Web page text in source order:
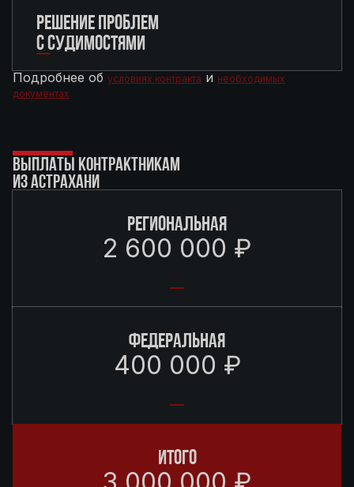
РЕШЕНИЕ ПРОБЛЕМ
С СУДИМОСТЯМИ
Подробнее об условиях контракта и необходимых
документах
ВЫПЛАТЫ КОНТРАКТНИКАМ
ИЗ АСТРАХАНИ
РЕГИОНАЛЬНАЯ
2 600 000 ₽
ФЕДЕРАЛЬНАЯ
400 000 ₽
ИТОГО